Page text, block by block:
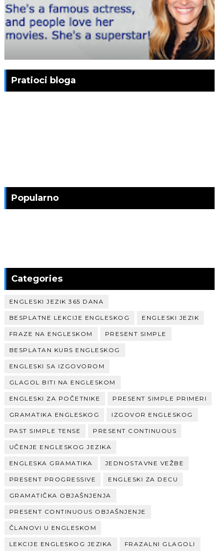
Pratioci bloga
Popularno
Categories
ENGLESKI JEZIK 365 DANA
BESPLATNE LEKCIJE ENGLESKOG ENGLESKI JEZIK
FRAZE NA ENGLESKOM PRESENT SIMPLE
BESPLATAN KURS ENGLESKOG
ENGLESKI SA IZGOVOROM
GLAGOL BITI NA ENGLESKOM
ENGLESKI ZA POČETNIKE PRESENT SIMPLE PRIMERI
GRAMATIKA ENGLESKOG IZGOVOR ENGLESKOG
PAST SIMPLE TENSE PRESENT CONTINUOUS
UČENJE ENGLESKOG JEZIKA
ENGLESKA GRAMATIKA JEDNOSTAVNE VEŽBE
PRESENT PROGRESSIVE ENGLESKI ZA DECU
GRAMATIČKA OBJAŠNJENJA
PRESENT CONTINUOUS OBJAŠNJENJE
ČLANOVI U ENGLESKOM
LEKCIJE ENGLESKOG JEZIKA FRAZALNI GLAGOLI